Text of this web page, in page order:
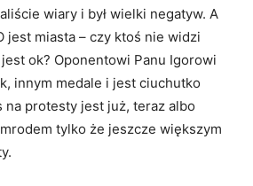
wiary i był wielki negatyw. A
jest miasta – czy ktoś nie widzi
ok? Oponentowi Panu Igorowi
innym medale i jest ciuchutko
na protesty jest już, teraz albo
tylko że jeszcze większym